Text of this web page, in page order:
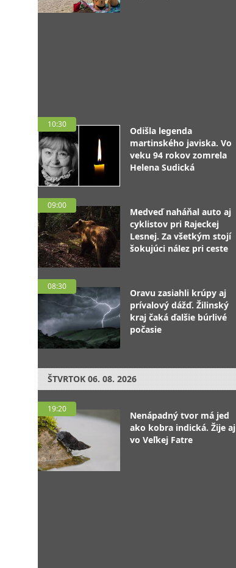
10:30
Odišla legenda
martinského javiska. Vo
veku 94 rokov zomrela
Helena Sudická
09:00
Medveď naháňal auto aj
cyklistov pri Rajeckej
Lesnej. Za všetkým stojí
šokujúci nález pri ceste
08:30
Oravu zasiahli krúpy aj
prívalový dážď. Žilinský
kraj čaká ďalšie búrlivé
počasie
ŠTVRTOK 06. 08. 2026
19:20
Nenápadný tvor má jed
ako kobra indická. Žije aj
vo Veľkej Fatre